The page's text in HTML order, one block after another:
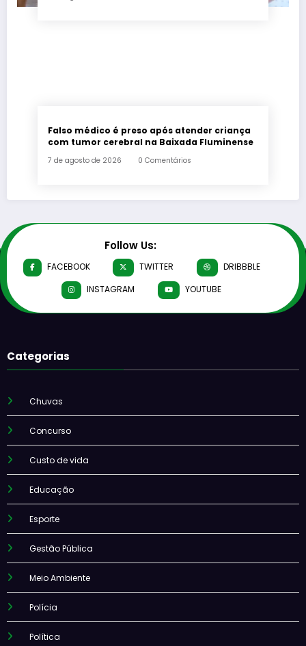
Falso médico é preso após atender criança
com tumor cerebral na Baixada Fluminense
7 de agosto de 2026 0 Comentários
Follow Us:
FACEBOOK TWITTER
DRIBBBLE
INSTAGRAM
YOUTUBE
Categorias
Chuvas
Concurso
Custo de vida
Educação
Esporte
Gestão Pública
Meio Ambiente
Polícia
Política